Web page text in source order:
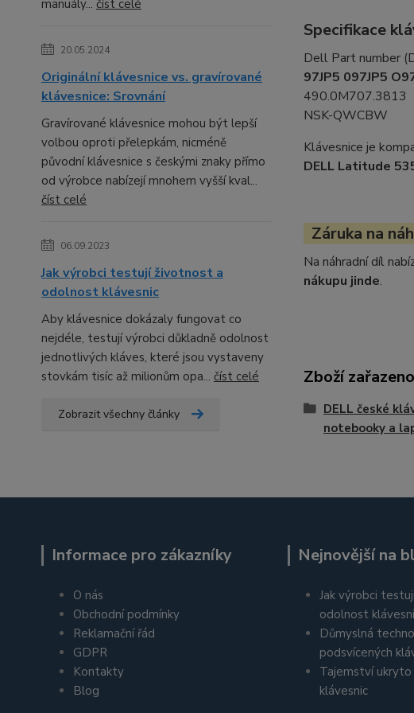
manuály... číst celé
20.05.2024
Originální klávesnice vs. gravírované
klávesnice: Srovnání
Gravírované klávesnice mohou být lepší
volbou oproti přelepkám, nicméně
původní klávesnice s českými znaky přímo
od výrobce nabízejí mnohem vyšší kval...
číst celé
06.09.2023
Jak výrobci testují životnost a
odolnost klávesnic
Aby klávesnice dokázaly fungovat co
nejdéle, testují výrobci důkladně odolnost
jednotlivých kláves, které jsou vystaveny
stovkám tisíc až milionům opa... číst celé
Zobrazit všechny články
Specifikace
Dell Part number
97JP5 097JP5
490.0M707.3813
NSK-QWCBW
Klávesnice je
DELL Latitude
Záruka na
Na náhradní díl
nákupu jinde.
Zboží
DELL české
notebooky a
Informace pro zákazníky
O nás
Obchodní podmínky
Reklamační řád
GDPR
Kontakty
Blog
Nejnovější na
Jak výrobci
odolnost
Důmyslná
podsvícených
Tajemství
klávesnic